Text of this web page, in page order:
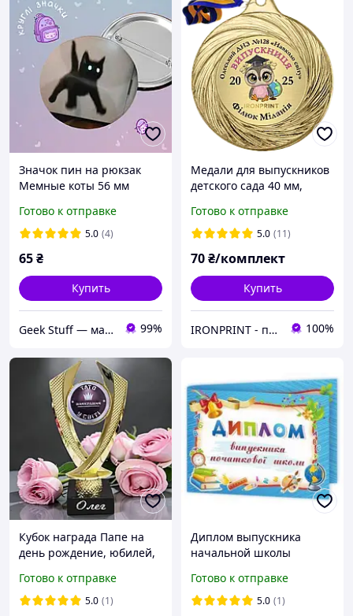
Значок пин на рюкзак
Мемные коты 56 мм
Готово к отправке
5.0 (4)
65₴
Купить
Geek Stuff — магазин аниме, гиков, Kpop товаров. Сувениры с вашим принтом и полиграфия 99%
Медали для выпускников
детского сада 40 мм,
медальки на выпускной в
детском саду
Готово к отправке
5.0 (11)
70₴/комплект
Купить
IRONPRINT - печать на металле и наградная атрибутика 100%
Кубок награда Папе на
день рождение, юбилей,
Готово к отправке
5.0 (1)
Диплом выпускника
начальной школы
Готово к отправке
5.0 (1)